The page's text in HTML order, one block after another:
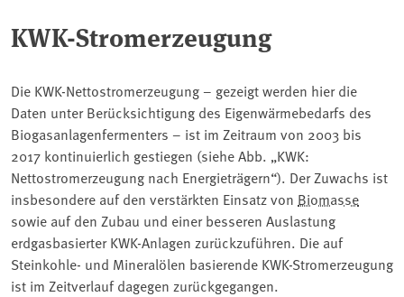
KWK-Stromerzeugung
Die KWK-Nettostromerzeugung – gezeigt werden hier die
Daten unter Berücksichtigung des Eigenwärmebedarfs des
Biogasanlagenfermenters – ist im Zeitraum von 2003 bis
2017 kontinuierlich gestiegen (siehe Abb. „KWK:
Nettostromerzeugung nach Energieträgern“). Der Zuwachs ist
insbesondere auf den verstärkten Einsatz von Biomasse
sowie auf den Zubau und einer besseren Auslastung
erdgasbasierter KWK-Anlagen zurückzuführen. Die auf
Steinkohle- und Mineralölen basierende KWK-Stromerzeugung
ist im Zeitverlauf dagegen zurückgegangen.